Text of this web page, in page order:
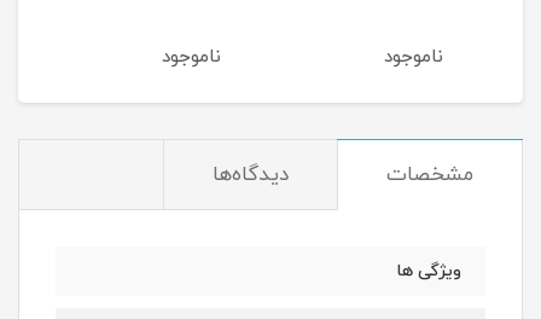
ناموجود ناموجود
مشخصات دیدگاه‌ها
ویژگی ها